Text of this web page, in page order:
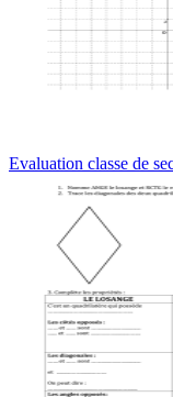
Evaluation classe de